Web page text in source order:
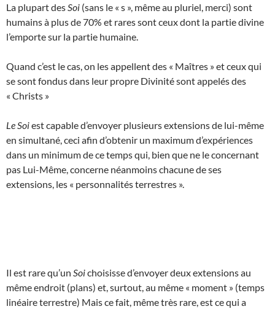
La plupart des Soi (sans le « s », même au pluriel, merci) sont
humains à plus de 70% et rares sont ceux dont la partie divine
l’emporte sur la partie humaine.
Quand c’est le cas, on les appellent des « Maîtres » et ceux qui
se sont fondus dans leur propre Divinité sont appelés des
« Christs »
Le Soiest capable d’envoyer plusieurs extensions de lui-même
en simultané, ceci afin d’obtenir un maximum d’expériences
dans un minimum de ce temps qui, bien que ne le concernant
pas Lui-Même, concerne néanmoins chacune de ses
extensions, les « personnalités terrestres ».
Il est rare qu’un Soichoisisse d’envoyer deux extensions au
même endroit (plans) et, surtout, au même « moment » (temps
linéaire terrestre) Mais ce fait, même très rare, est ce qui a